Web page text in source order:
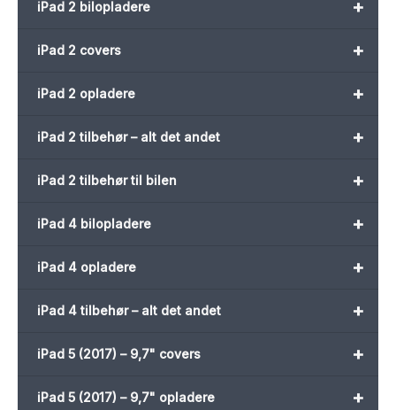
+
iPad 2 bilopladere
+
iPad 2 covers
+
iPad 2 opladere
+
iPad 2 tilbehør – alt det andet
+
iPad 2 tilbehør til bilen
+
iPad 4 bilopladere
+
iPad 4 opladere
+
iPad 4 tilbehør – alt det andet
+
iPad 5 (2017) – 9,7" covers
+
iPad 5 (2017) – 9,7" opladere